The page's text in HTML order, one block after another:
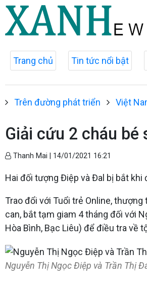
Trang chủ Tin tức nổi bật
Trên đường phát triển Việt
Giải cứu 2 cháu bé
Thanh Mai | 14/01/2021 16:21
Hai đối tượng Điệp và Đal bị bắt khi
Trao đổi với Tuổi trẻ Online,
can, bắt tạm giam 4 tháng đối với
Hòa Bình, Bạc Liêu) để điều tra về
Nguyễn Thị Ngọc Điệp và Trần Thị